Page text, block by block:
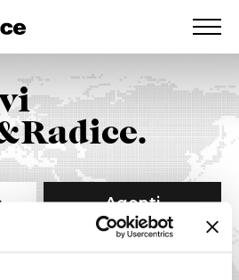
ALLA WISHLIST
LA TUA WISHLIST
Agenti